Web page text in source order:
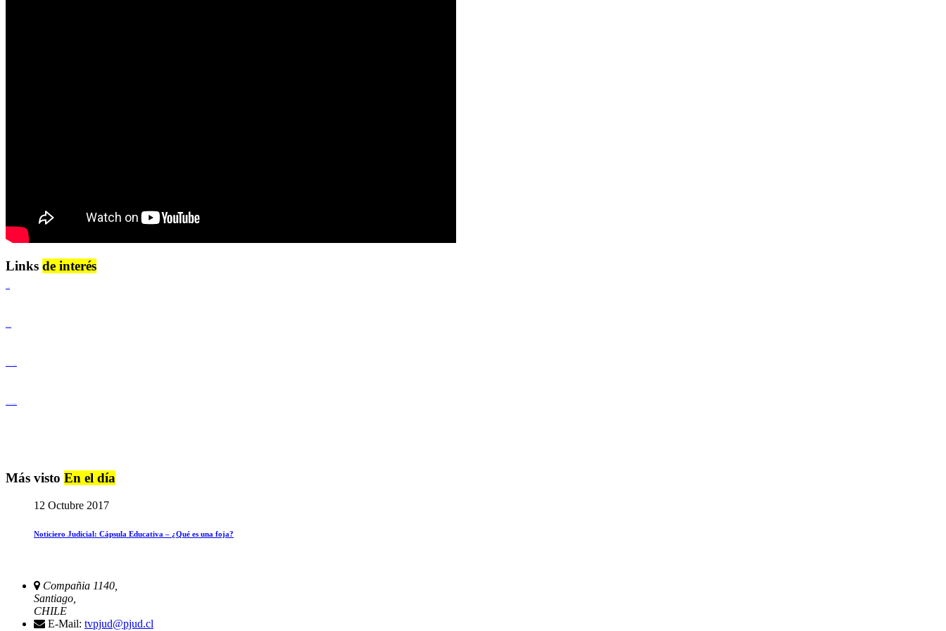
Links de interés
Más visto En el día
12 Octubre 2017
Noticiero Judicial: Cápsula Educativa – ¿Qué es una foja?
Compañia 1140,
Santiago,
CHILE
E-Mail: tvpjud@pjud.cl